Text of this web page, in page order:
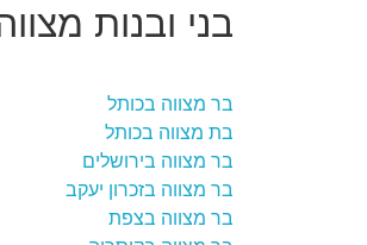
בני ובנות
בר מצווה בכותל
בת מצווה בכותל
בר מצווה בירושלים
בר מצווה בזכרון יעקב
בר מצווה בצפת